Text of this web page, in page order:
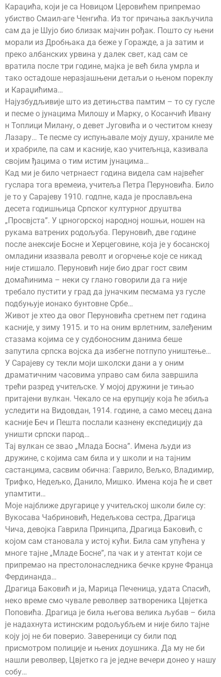
Караџића, који је са Новицом Церовићем припремао
убиство Смаил-аге Ченгића. Из тог причања закључила
сам да је Шујо био близак мајчин рођак. Пошто су њени
морали из Дробњака да беже у Горажде, а ја затим и
преко албанских урвина у далек свет, кад сам се
вратила после три године, мајка је већ била умрла и
тако остадоше неразјашњени детаљи о њеном пореклу
и Караџићима…
Најузбудљивије што из детињства памтим – то су гусле
и песме о јунацима Милошу и Марку, о Косанчић Ивану
н Топлици Милану, о девет Југовића и о честитом кнезу
Лазару… Те песме су испуњавале моју душу, храниле ме
и храбриле, па сам и касније, као учитељнца, казивала
својим ђацима о тим истим јунацима…
Кад ми је било четрнаест година видела сам највећег
гуслара тога времеиа, учитеља Петра Перуновића. Било
је то у Сарајеву 1910. годпне, када је прослављена
десета годишњица Српског културног друштва
„Просвјста”. У црногорској народној ношњи, ношен на
рукама ватрених родољуба. Перуновић, две године
после анексије Босне и Херцеговине, која је у босанској
омладини изазвала револт и огорчење које се никад
није стишало. Перуновић није био драг гост свим
домаћинима – неки су глано говорили да га није
требало пустити у град да јуначким песмама уз гусле
подбуњује ионако бунтовне Србе…
Живот је хтео да овог Перуновића сретнем пет година
касније, у зиму 1915. и то на оним врлетним, залеђеним
стазама којима се у судбоносним данима беше
запутила српска војска да избегне потпупо уништење…
У Сарајеву су текли моји школски дани а у оним
драматичним часовима управо сам била завршила
трећи разред учитељске. У мојој дружини је тињао
притајени вулкан. Чекало се на ерупцију која ће збиља
уследити на Видовдан, 1914. године, а само месец дана
касније Беч и Пешта послали казнену експедицију да
уништи српски парод…
Тај вулкан се звао „Млада Босна”. Имена људи из
дружине, с којима сам била и у школи и на тајним
састанцима, сасвим обична: Гаврило, Вељко, Владимир,
Трифко, Недељко, Данило, Мишко. Имена која ће и свет
упамтити…
Моје најближе другарице у учитељској школи биле су:
Вукосава Чабриновић, Недељкова сестра, Драгица
Чича, девојка Гаврила Принципа, Драгица Баковић, с
којом сам становала у истој кући. Била сам упућена у
многе тајне „Младе Босне”, па чак и у атентат који се
припремао на престолонаследника бечке круне Франца
Фердинанда…
Драгица Баковић и ја, Марица Печеница, удата Спасић,
неко време смо чувале револвер затвореника Цвјетка
Поповића. Драгица је била његова велика љубав – била
је надахнута истинским родољубљем и није било тајне
коју јој не би поверио. Завереници су били под
присмотром полиције и њених доушника. Да му не би
нашли револвер, Цвјетко га је једне вечери донео у нашу
собу…